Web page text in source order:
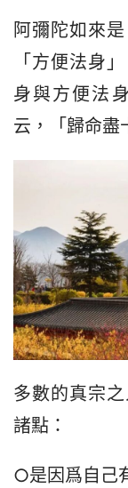
阿彌陀如來
「方便法身
身與方便法
云，「歸命盡
多數的真宗
諸點：
○是因爲自己